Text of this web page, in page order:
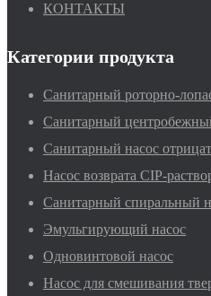
КОНТАКТЫ
Категории продукта
Санитарный роторно-
Санитарный
Санитарный насос
Насос возврата CIP-
Санитарный спиральный
Эмульгирующий насос
Одновинтовой насос
Насос для смешивания